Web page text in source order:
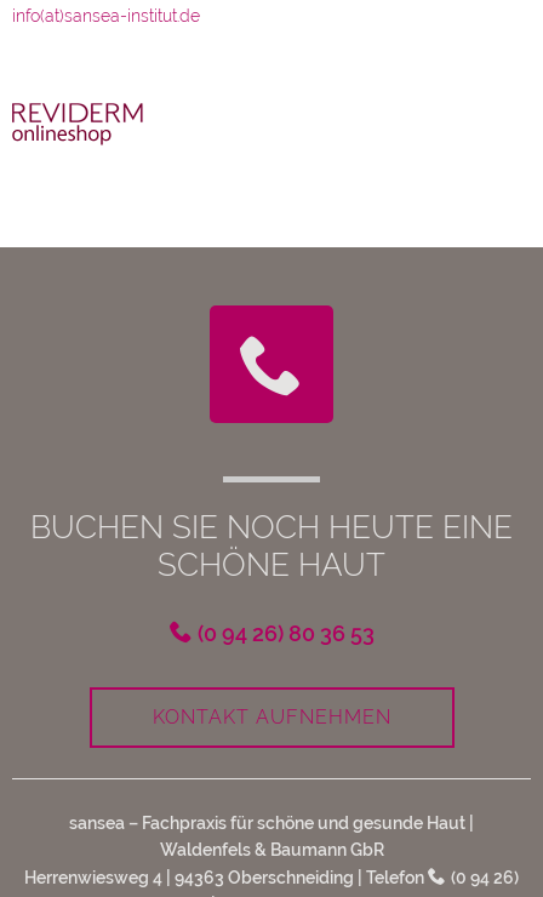
info(at)sansea-institut.de
BUCHEN SIE NOCH HEUTE EINE
SCHÖNE HAUT
(0 94 26) 80 36 53
KONTAKT AUFNEHMEN
sansea – Fachpraxis für schöne und gesunde Haut |
Waldenfels & Baumann GbR
Herrenwiesweg 4 | 94363 Oberschneiding | Telefon
(0 94 26)